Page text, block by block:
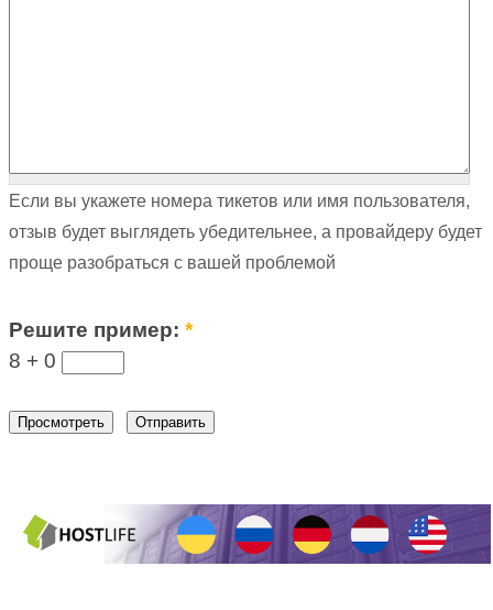
Если вы укажете номера тикетов или имя пользователя,
отзыв будет выглядеть убедительнее, а провайдеру будет
проще разобраться с вашей проблемой
Решите пример:*
8 + 0